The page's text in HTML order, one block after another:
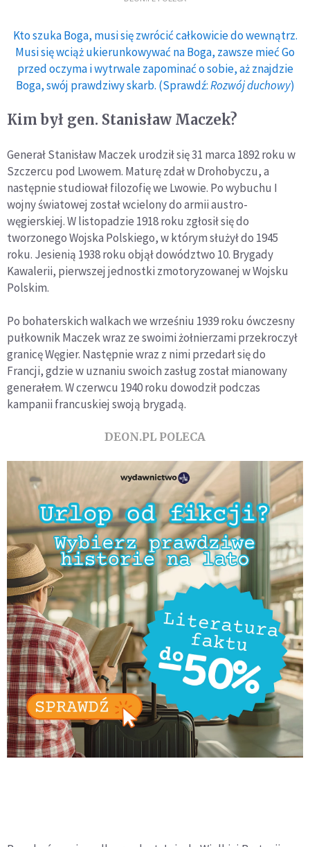
Kto szuka Boga, musi się zwrócić całkowicie do wewnątrz.
Musi się wciąż ukierunkowywać na Boga, zawsze mieć Go
przed oczyma i wytrwale zapominać o sobie, aż znajdzie
Boga, swój prawdziwy skarb. (Sprawdź:Rozwój duchowy)
Kim był gen. Stanisław Maczek?
Generał Stanisław Maczek urodził się 31 marca 1892 roku w
Szczercu pod Lwowem. Maturę zdał w Drohobyczu, a
następnie studiował filozofię we Lwowie. Po wybuchu I
wojny światowej został wcielony do armii austro-
węgierskiej. W listopadzie 1918 roku zgłosił się do
tworzonego Wojska Polskiego, w którym służył do 1945
roku. Jesienią 1938 roku objął dowództwo 10. Brygady
Kawalerii, pierwszej jednostki zmotoryzowanej w Wojsku
Polskim.
Po bohaterskich walkach we wrześniu 1939 roku ówczesny
pułkownik Maczek wraz ze swoimi żołnierzami przekroczył
granicę Węgier. Następnie wraz z nimi przedarł się do
Francji, gdzie w uznaniu swoich zasług został mianowany
generałem. W czerwcu 1940 roku dowodził podczas
kampanii francuskiej swoją brygadą.
DEON.PL POLECA